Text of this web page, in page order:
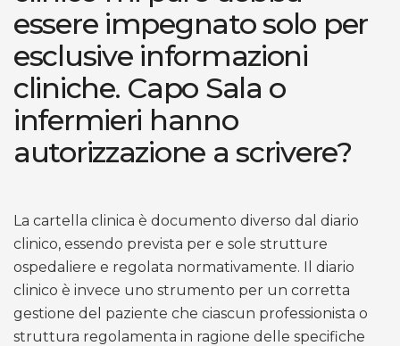
essere impegnato solo per
esclusive informazioni
cliniche. Capo Sala o
infermieri hanno
autorizzazione a scrivere?
La cartella clinica è documento diverso dal diario
clinico, essendo prevista per e sole strutture
ospedaliere e regolata normativamente. Il diario
clinico è invece uno strumento per un corretta
gestione del paziente che ciascun professionista o
struttura regolamenta in ragione delle specifiche